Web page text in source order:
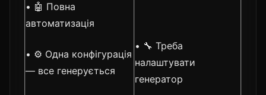
• 🤖 Повна
автоматизація
• ⚙️ Одна конфігурація
— все генерується
• 🔧 Треба
налаштувати
генератор